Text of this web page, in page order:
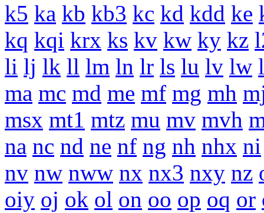
k5 ka kb kb3 kc kd kdd ke
kq kqi krx ks kv kw ky kz
li lj lk ll lm ln lr ls lu lv lw
ma mc md me mf mg mh
msx mt1 mtz mu mv mvh
na nc nd ne nf ng nh nhx ni
nv nw nww nx nx3 nxy nz
oiy oj ok ol on oo op oq or